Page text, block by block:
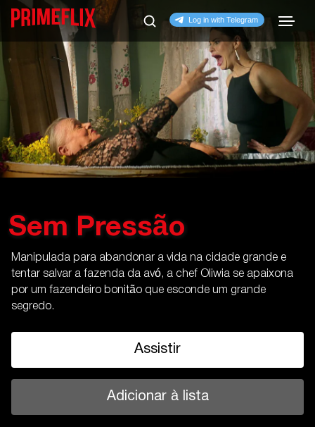
Sem Pressão
Manipulada para abandonar a vida na cidade grande e
tentar salvar a fazenda da avó, a chef Oliwia se apaixona
por um fazendeiro bonitão que esconde um grande
segredo.
Assistir
Adicionar à lista